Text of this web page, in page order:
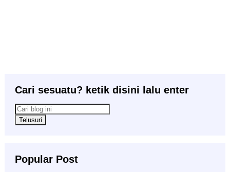
Cari sesuatu? ketik disini lalu enter
Popular Post